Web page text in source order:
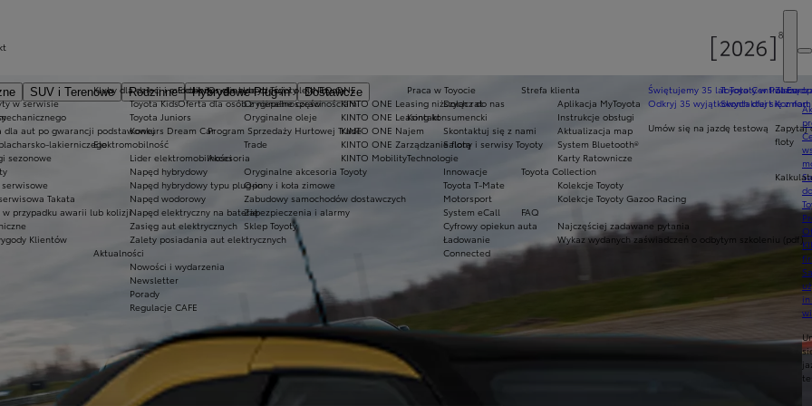
SUV i Terenowe Rodzinne Hybrydowe Plug-in
Dostawcze
Ekobonus dla hybryd Toyoty
Oferta dla osób z niepełnosprawnościami
Świętujemy 35 lat Toyoty w Polsce
Odkryj 35 wyjątkowych ofert
Umów się na jazdę testową
Kluby dla dzieci i młodzieży
Toyota Kids
Toyota Juniors
Konkurs Dream Car
Elektromobilność
Lider elektromobilności
Napęd hybrydowy
Napęd hybrydowy typu plug-in
Napęd wodorowy
Napęd elektryczny na baterię
Zasięg aut elektrycznych
Zalety posiadania aut elektrycznych
Aktualności
Nowości i wydarzenia
Newsletter
Porady
Regulacje CAFE
Praca w Toyocie
Dołącz do nas
Kontakt
Skontaktuj się z nami
Salony i serwisy Toyoty
Technologie
Innowacje
Toyota T-Mate
Motorsport
System eCall
Cyfrowy opiekun auta
Ładowanie
Connected
Toyota Central
Skontaktuj się z
KINTO ONE
KINTO ONE Leasing niższych rat
KINTO ONE Leasing konsumencki
KINTO ONE Najem
KINTO ONE Zarządzanie flotą
KINTO Mobility
Komfort
Zapytaj
floty
w serwisie
dla aut po gwarancji podstawowej
lakierniczego
sezonowe
serwisowe
Takata
w przypadku awarii lub kolizji
Klientów
Oryginalne części i oleje Toyoty
Oryginalne części
Oryginalne oleje
Program Sprzedaży Hurtowej Trade
Trade
Akcesoria
Oryginalne akcesoria Toyoty
Opony i koła zimowe
Zabudowy samochodów dostawczych
Zabezpieczenia i alarmy
Sklep Toyoty
Strefa klienta
Aplikacja MyToyota
Instrukcje obsługi
Aktualizacja map
System Bluetooth®
Karty Ratownicze
Toyota Collection
Kolekcje Toyoty
Kolekcje Toyoty Gazoo Racing
FAQ
Najczęściej zadawane pytania
Wykaz wydanych zaświadczeń o odbytym szkoleniu (pdf)